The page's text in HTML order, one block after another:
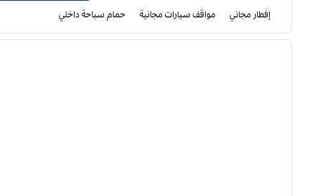
إفطار مجاني مواقف سيارات مجانية حمام سباحة داخلي
1 من 12